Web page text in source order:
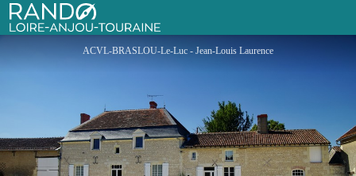
Rando Loire-Anjou-Touraine
Chambres d'hôtes Le Luc
ACVL-BRASLOU-Le-Luc - Jean-Louis Laurence